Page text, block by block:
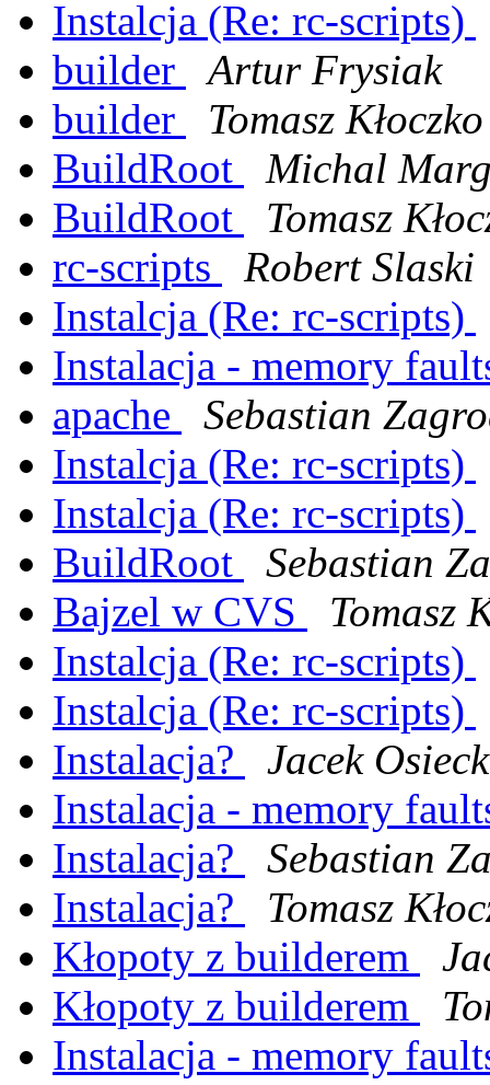
Instalcja (Re: rc-scripts)
builder
Artur Frysiak
builder
Tomasz Kłoczko
BuildRoot
Michal
BuildRoot
Tomasz
rc-scripts
Robert Slaski
Instalcja (Re: rc-scripts)
Instalacja - memory
apache
Sebastian
Instalcja (Re: rc-scripts)
Instalcja (Re: rc-scripts)
BuildRoot
Sebastian
Bajzel w CVS
Tomasz
Instalcja (Re: rc-scripts)
Instalcja (Re: rc-scripts)
Instalacja?
Jacek
Instalacja - memory
Instalacja?
Sebastian
Instalacja?
Tomasz
Kłopoty z builderem
Kłopoty z builderem
Instalacja - memory